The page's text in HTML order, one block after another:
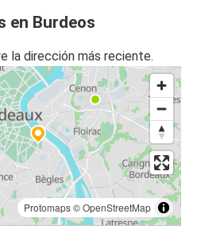
en Burdeos
la dirección más reciente.
Protomaps©OpenStreetMap